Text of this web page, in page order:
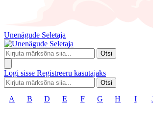
Unenägude Seletaja
Otsi
Logi sisse Registreeru kasutajaks
Otsi
A B D E F G H I